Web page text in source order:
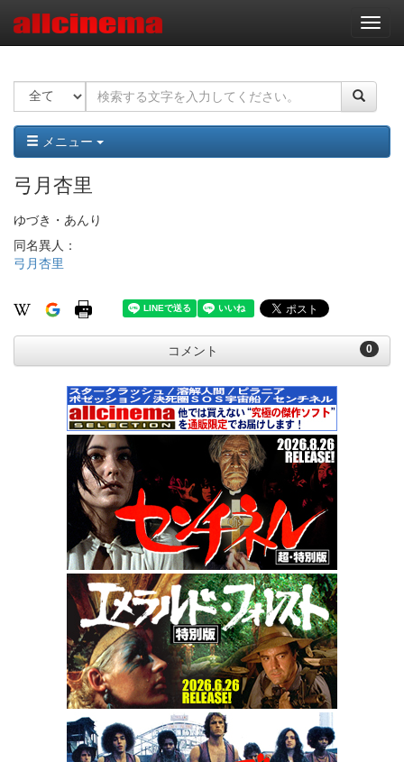
ナ
ビ
ー
ョ
ン
メニュー
弓月杏里
ゆづき・あんり
同名異人：
弓月杏里
0
コメント